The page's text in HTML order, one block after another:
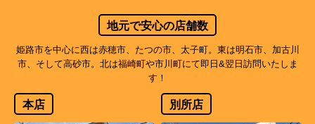
地元で安心の店舗数
姫路市を中心に西は赤穂市、たつの市、太子町。東は明石市、加古川
市、そして高砂市。北は福崎町や市川町にて即日&翌日訪問いたしま
す！
本店 別所店